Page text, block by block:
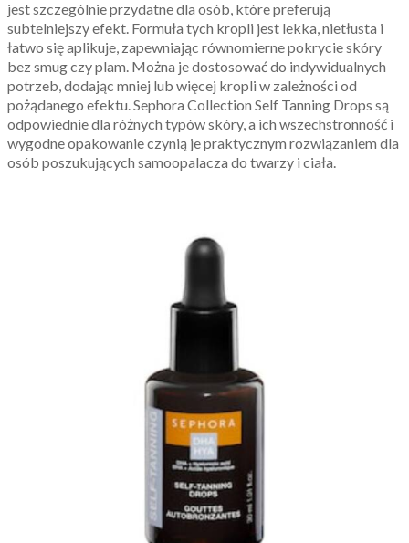
jest szczególnie przydatne dla osób, które preferują
subtelniejszy efekt. Formuła tych kropli jest lekka, nietłusta i
łatwo się aplikuje, zapewniając równomierne pokrycie skóry
bez smug czy plam. Można je dostosować do indywidualnych
potrzeb, dodając mniej lub więcej kropli w zależności od
pożądanego efektu. Sephora Collection Self Tanning Drops są
odpowiednie dla różnych typów skóry, a ich wszechstronność i
wygodne opakowanie czynią je praktycznym rozwiązaniem dla
osób poszukujących samoopalacza do twarzy i ciała.